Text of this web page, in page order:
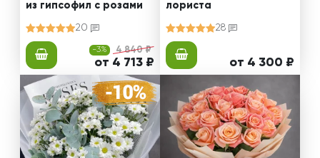
из гипсофил с розами
20
-3% 4 840 ₽
от 4 713 ₽
лориста
28
от 4 300 ₽